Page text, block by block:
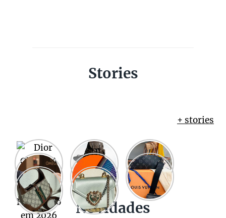
Stories
+ stories
Novidades